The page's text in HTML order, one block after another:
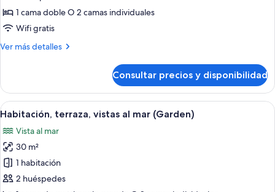
doble
de
individual,
jardín
1 cama doble O 2 camas individuales
Wifi gratis
Ver más detalles
Más
doble
de
uso
vistas
al
jardín
Consultar precios y disponibilidad
Abrir
todas
las
fotos
de
Habitación,
Una habitación de hotel con una
6
Habitación, terraza, vistas al mar (Garden)
Vista al mar
30 m²
1 habitación
2 huéspedes